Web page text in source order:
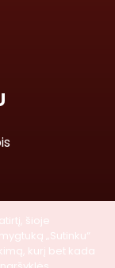
šioje
„Sutinku“
kurį bet kada